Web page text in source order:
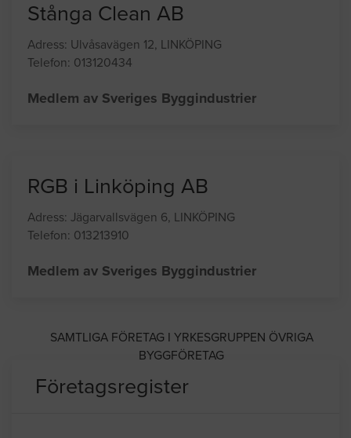
Stånga Clean AB
Adress: Ulvåsavägen 12, LINKÖPING
Telefon: 013120434
Medlem av Sveriges Byggindustrier
RGB i Linköping AB
Adress: Jägarvallsvägen 6, LINKÖPING
Telefon: 013213910
Medlem av Sveriges Byggindustrier
SAMTLIGA FÖRETAG I YRKESGRUPPEN ÖVRIGA
BYGGFÖRETAG
Företagsregister